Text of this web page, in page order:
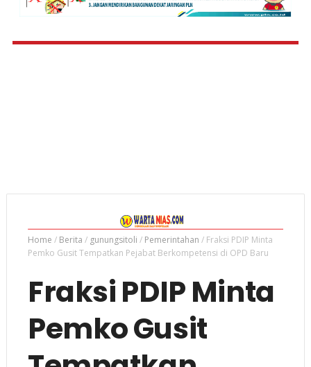
Home / Berita / gunungsitoli / Pemerintahan / Fraksi PDIP Minta
Pemko Gusit Tempatkan Pejabat Berkompetensi di OPD Baru
Fraksi PDIP Minta
Pemko Gusit